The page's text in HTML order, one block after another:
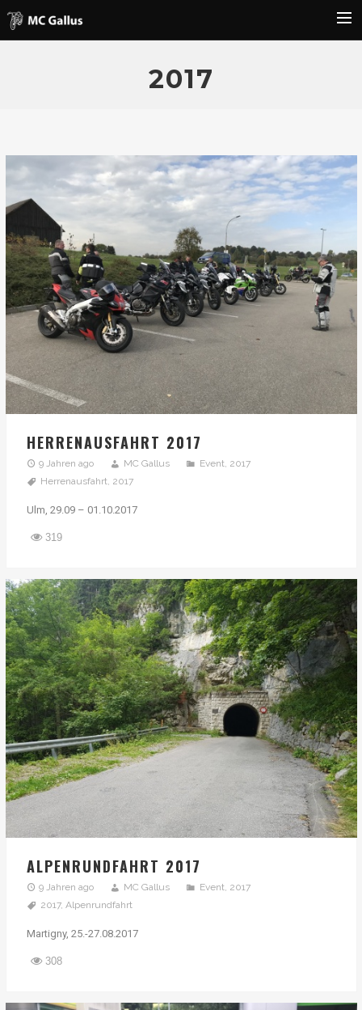
Vorstand
Partner
Member-Bereich
Search
2017
HERRENAUSFAHRT 2017
9 Jahren ago MC Gallus Event, 2017
Herrenausfahrt, 2017
Ulm, 29.09 – 01.10.2017
319
ALPENRUNDFAHRT 2017
9 Jahren ago MC Gallus Event, 2017
2017, Alpenrundfahrt
Martigny, 25.-27.08.2017
308